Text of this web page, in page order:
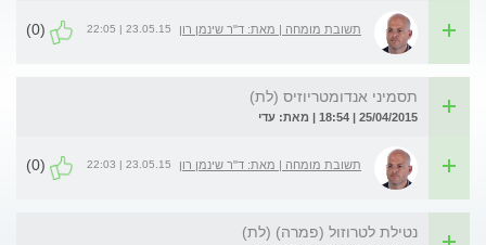
תשובת מומחה | מאת: ד"ר שינמן רון 23.05.15 | 22:05
(0)
תסמיני אנדומטריוזיס (לת)
25/04/2015 | 18:54 | מאת: עדי
תשובת מומחה | מאת: ד"ר שינמן רון 23.05.15 | 22:03
(0)
נטילת לטרוזול (פמרה) (לת)